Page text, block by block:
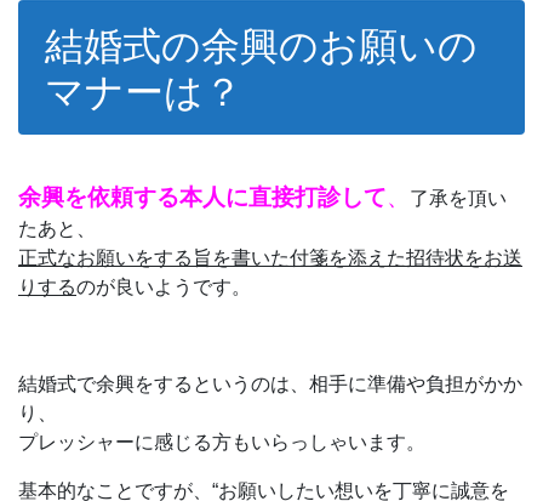
結婚式の余興のお願いの
マナーは？
余興を依頼する本人に直接打診して、
了承を頂い
たあと、
正式なお願いをする旨を書いた付箋を添えた招待状をお送
りするのが良いようです。
結婚式で余興をするというのは、相手に準備や負担がかか
り、
プレッシャーに感じる方もいらっしゃいます。
基本的なことですが、“お願いしたい想いを丁寧に誠意を